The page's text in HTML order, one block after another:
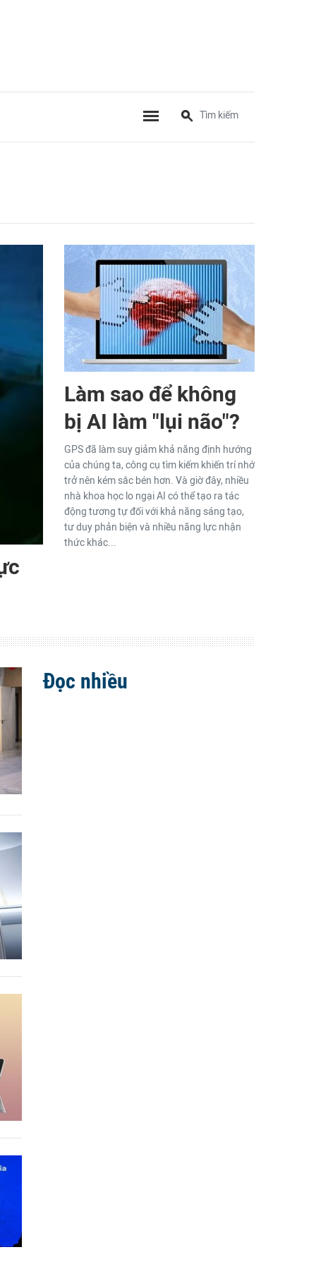
Làm sao để không
bị AI làm "lụi não"?
GPS đã làm suy giảm khả năng định hướng
của chúng ta, công cụ tìm kiếm khiến trí nhớ
trở nên kém sắc bén hơn. Và giờ đây, nhiều
nhà khoa học lo ngại AI có thể tạo ra tác
động tương tự đối với khả năng sáng tạo,
tư duy phản biện và nhiều năng lực nhận
thức khác...
Đọc nhiều